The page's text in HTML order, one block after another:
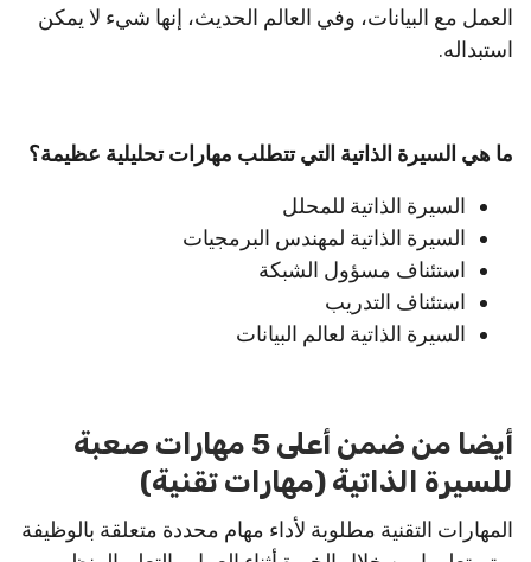
العمل مع البيانات، وفي العالم الحديث، إنها شيء لا يمكن
استبداله.
ما هي السيرة الذاتية التي تتطلب مهارات تحليلية عظيمة؟
السيرة الذاتية للمحلل
السيرة الذاتية لمهندس البرمجيات
استئناف مسؤول الشبكة
استئناف التدريب
السيرة الذاتية لعالم البيانات
أيضا من ضمن أعلى 5 مهارات صعبة
للسيرة الذاتية (مهارات تقنية)
المهارات التقنية مطلوبة لأداء مهام محددة متعلقة بالوظيفة